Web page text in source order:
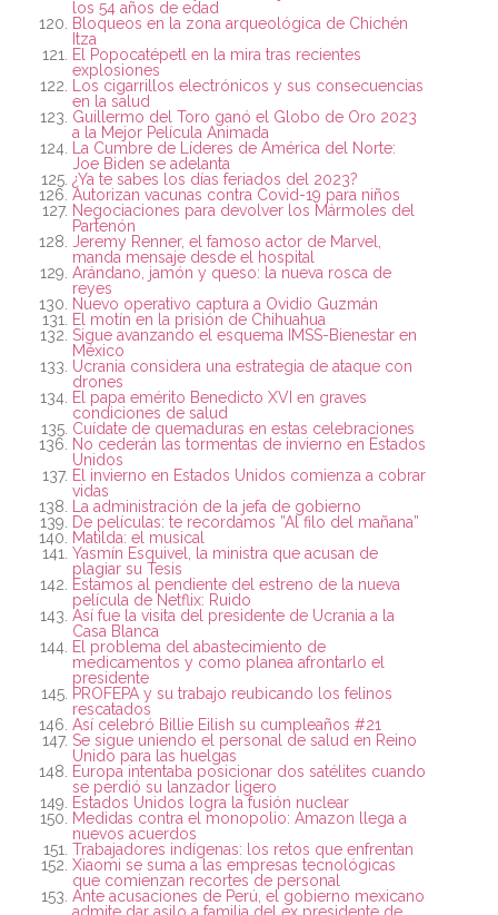
los 54 años de edad
Bloqueos en la zona arqueológica de Chichén
Itza
El Popocatépetl en la mira tras recientes
explosiones
Los cigarrillos electrónicos y sus consecuencias
en la salud
Guillermo del Toro ganó el Globo de Oro 2023
a la Mejor Película Animada
La Cumbre de Líderes de América del Norte:
Joe Biden se adelanta
¿Ya te sabes los días feriados del 2023?
Autorizan vacunas contra Covid-19 para niños
Negociaciones para devolver los Mármoles del
Partenón
Jeremy Renner, el famoso actor de Marvel,
manda mensaje desde el hospital
Arándano, jamón y queso: la nueva rosca de
reyes
Nuevo operativo captura a Ovidio Guzmán
El motín en la prisión de Chihuahua
Sigue avanzando el esquema IMSS-Bienestar en
México
Ucrania considera una estrategia de ataque con
drones
El papa emérito Benedicto XVI en graves
condiciones de salud
Cuídate de quemaduras en estas celebraciones
No cederán las tormentas de invierno en Estados
Unidos
El invierno en Estados Unidos comienza a cobrar
vidas
La administración de la jefa de gobierno
De películas: te recordamos ”Al filo del mañana”
Matilda: el musical
Yasmín Esquivel, la ministra que acusan de
plagiar su Tesis
Estamos al pendiente del estreno de la nueva
película de Netflix: Ruido
Así fue la visita del presidente de Ucrania a la
Casa Blanca
El problema del abastecimiento de
medicamentos y como planea afrontarlo el
presidente
PROFEPA y su trabajo reubicando los felinos
rescatados
Así celebró Billie Eilish su cumpleaños #21
Se sigue uniendo el personal de salud en Reino
Unido para las huelgas
Europa intentaba posicionar dos satélites cuando
se perdió su lanzador ligero
Estados Unidos logra la fusión nuclear
Medidas contra el monopolio: Amazon llega a
nuevos acuerdos
Trabajadores indígenas: los retos que enfrentan
Xiaomi se suma a las empresas tecnológicas
que comienzan recortes de personal
Ante acusaciones de Perú, el gobierno mexicano